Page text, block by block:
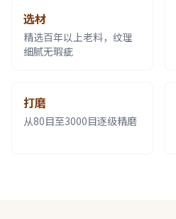
选材
精选百年以上老料，纹理
细腻无瑕疵
打磨
从80目至3000目逐级精磨